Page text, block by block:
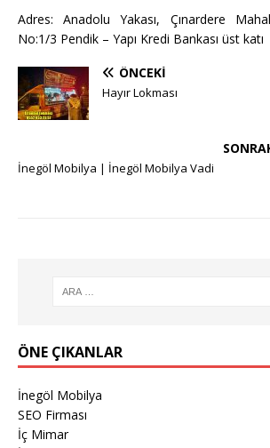
Adres: Anadolu Yakası, Çınardere
No:1/3 Pendik – Yapı Kredi Bankası üst katı
ÖNCEKI
Hayır Lokması
İnegöl Mobilya | İnegöl Mobilya Vadi
ÖNE ÇIKANLAR
İnegöl Mobilya
SEO Firması
İç Mimar